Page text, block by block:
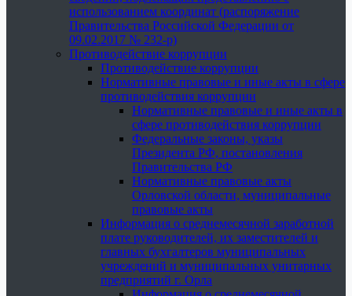
использованием координат (распоряжение
Правительства Российской Федерации от
09.02.2017 № 232-р)
Противодействие коррупции
Противодействие коррупции
Нормативные правовые и иные акты в сфере
противодействия коррупции
Нормативные правовые и иные акты в
сфере противодействия коррупции
Федеральные законы, указы
Президента РФ, постановления
Правительства РФ
Нормативные правовые акты
Орловской области, муниципальные
правовые акты
Информация о среднемесячной заработной
плате руководителей, их заместителей и
главных бухгалтеров муниципальных
учреждений и муниципальных унитарных
предприятий г. Орла